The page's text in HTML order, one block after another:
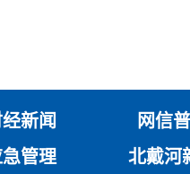
新闻 网信
管理 北戴河